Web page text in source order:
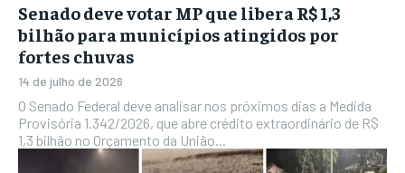
Senado deve votar MP que libera R$ 1,3
bilhão para municípios atingidos por
fortes chuvas
14 de julho de 2026
O Senado Federal deve analisar nos próximos dias a Medida
Provisória 1.342/2026, que abre crédito extraordinário de R$
1,3 bilhão no Orçamento da União...